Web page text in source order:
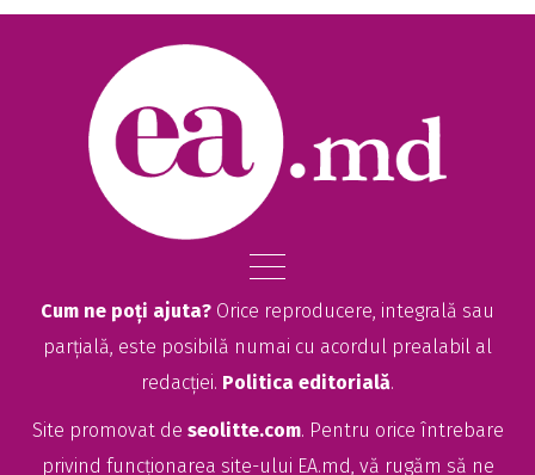
Cum ne poți ajuta? Orice reproducere, integrală sau
parțială, este posibilă numai cu acordul prealabil al
redacției. Politica editorială.
Site promovat de seolitte.com. Pentru orice întrebare
privind funcționarea site-ului EA.md, vă rugăm să ne